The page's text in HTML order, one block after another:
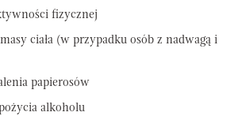
fizycznej
ciała (w przypadku osób z nadwagą i
papierosów
alkoholu